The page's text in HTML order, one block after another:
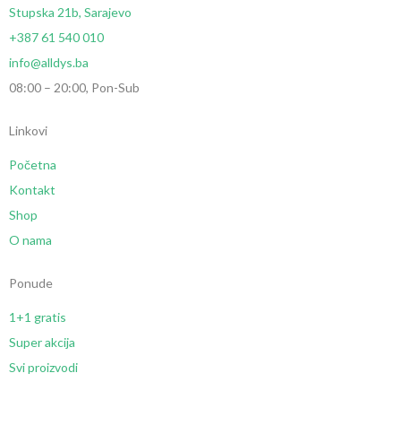
Stupska 21b, Sarajevo
+387 61 540 010
info@alldys.ba
08:00 – 20:00, Pon-Sub
Linkovi
Početna
Kontakt
Shop
O nama
Ponude
1+1 gratis
Super akcija
Svi proizvodi